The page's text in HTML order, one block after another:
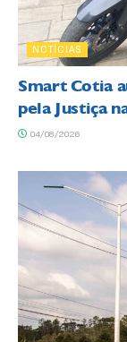
NOTÍCIAS
Smart Cotia
pela Justiça
04/08/2026